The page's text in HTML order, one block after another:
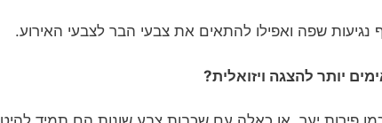
נגיעות שפה ואפילו להתאים את צבעי הבר לצבעי האירוע.
יותר להצגה ויזואלית?